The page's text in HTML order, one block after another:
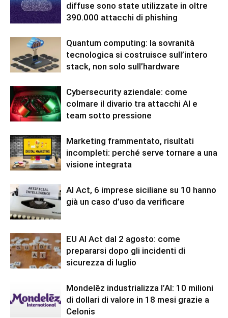
diffuse sono state utilizzate in oltre
390.000 attacchi di phishing
Quantum computing: la sovranità
tecnologica si costruisce sull’intero
stack, non solo sull’hardware
Cybersecurity aziendale: come
colmare il divario tra attacchi AI e
team sotto pressione
Marketing frammentato, risultati
incompleti: perché serve tornare a una
visione integrata
AI Act, 6 imprese siciliane su 10 hanno
già un caso d’uso da verificare
EU AI Act dal 2 agosto: come
prepararsi dopo gli incidenti di
sicurezza di luglio
Mondelēz industrializza l’AI: 10 milioni
di dollari di valore in 18 mesi grazie a
Celonis